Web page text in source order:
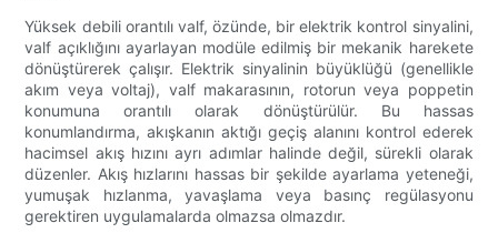
Yüksek debili orantılı valf, özünde, bir elektrik kontrol sinyalini,
valf açıklığını ayarlayan modüle edilmiş bir mekanik harekete
dönüştürerek çalışır. Elektrik sinyalinin büyüklüğü (genellikle
akım veya voltaj), valf makarasının, rotorun veya poppetin
konumuna orantılı olarak dönüştürülür. Bu hassas
konumlandırma, akışkanın aktığı geçiş alanını kontrol ederek
hacimsel akış hızını ayrı adımlar halinde değil, sürekli olarak
düzenler. Akış hızlarını hassas bir şekilde ayarlama yeteneği,
yumuşak hızlanma, yavaşlama veya basınç regülasyonu
gerektiren uygulamalarda olmazsa olmazdır.